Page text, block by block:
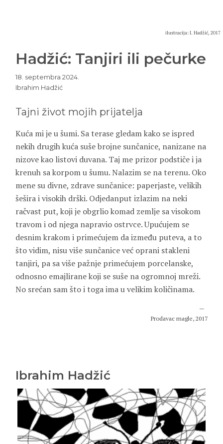
ilustracija: I. Hadžić, 2017
Hadžić: Tanjiri ili pečurke
18. septembra 2024.
Ibrahim Hadžić
Tajni život mojih prijatelja
Kuća mi je u šumi. Sa terase gledam kako se ispred
nekih drugih kuća suše brojne sunčanice, nanizane na
nizove kao listovi duvana. Taj me prizor podstiče i ja
krenuh sa korpom u šumu. Nalazim se na terenu. Oko
mene su divne, zdrave sunčanice: paperjaste, velikih
šešira i visokih drški. Odjedanput izlazim na neki
račvast put, koji je obgrlio komad zemlje sa visokom
travom i od njega napravio ostrvce. Upućujem se
desnim krakom i primećujem da između puteva, a to
što vidim, nisu više sunčanice već oprani stakleni
tanjiri, pa sa više pažnje primećujem porcelanske,
odnosno emajlirane koji se suše na ogromnoj mreži.
No srećan sam što i toga ima u velikim količinama.
Prodavac magle, 2017
Ibrahim Hadžić